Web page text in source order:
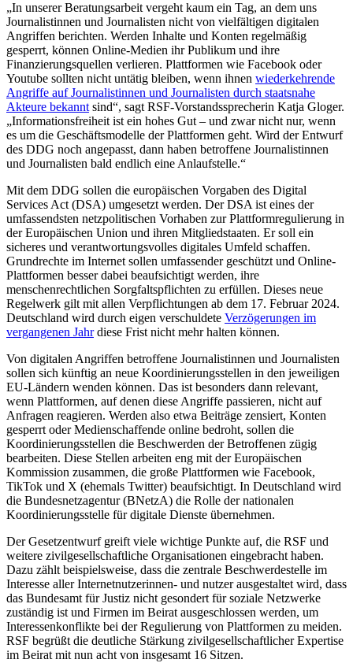
„In unserer Beratungsarbeit vergeht kaum ein Tag, an dem uns
Journalistinnen und Journalisten nicht von vielfältigen digitalen
Angriffen berichten. Werden Inhalte und Konten regelmäßig
gesperrt, können Online-Medien ihr Publikum und ihre
Finanzierungsquellen verlieren. Plattformen wie Facebook oder
Youtube sollten nicht untätig bleiben, wenn ihnen wiederkehrende
Angriffe auf Journalistinnen und Journalisten durch staatsnahe
Akteure bekannt sind“, sagt RSF-Vorstandssprecherin Katja Gloger.
„Informationsfreiheit ist ein hohes Gut – und zwar nicht nur, wenn
es um die Geschäftsmodelle der Plattformen geht. Wird der Entwurf
des DDG noch angepasst, dann haben betroffene Journalistinnen
und Journalisten bald endlich eine Anlaufstelle.“
Mit dem DDG sollen die europäischen Vorgaben des Digital
Services Act (DSA) umgesetzt werden. Der DSA ist eines der
umfassendsten netzpolitischen Vorhaben zur Plattformregulierung in
der Europäischen Union und ihren Mitgliedstaaten. Er soll ein
sicheres und verantwortungsvolles digitales Umfeld schaffen.
Grundrechte im Internet sollen umfassender geschützt und Online-
Plattformen besser dabei beaufsichtigt werden, ihre
menschenrechtlichen Sorgfaltspflichten zu erfüllen. Dieses neue
Regelwerk gilt mit allen Verpflichtungen ab dem 17. Februar 2024.
Deutschland wird durch eigen verschuldete Verzögerungen im
vergangenen Jahrdiese Frist nicht mehr halten können.
Von digitalen Angriffen betroffene Journalistinnen und Journalisten
sollen sich künftig an neue Koordinierungsstellen in den jeweiligen
EU-Ländern wenden können. Das ist besonders dann relevant,
wenn Plattformen, auf denen diese Angriffe passieren, nicht auf
Anfragen reagieren. Werden also etwa Beiträge zensiert, Konten
gesperrt oder Medienschaffende online bedroht, sollen die
Koordinierungsstellen die Beschwerden der Betroffenen zügig
bearbeiten. Diese Stellen arbeiten eng mit der Europäischen
Kommission zusammen, die große Plattformen wie Facebook,
TikTok und X (ehemals Twitter) beaufsichtigt. In Deutschland wird
die Bundesnetzagentur (BNetzA) die Rolle der nationalen
Koordinierungsstelle für digitale Dienste übernehmen.
Der Gesetzentwurf greift viele wichtige Punkte auf, die RSF und
weitere zivilgesellschaftliche Organisationen eingebracht haben.
Dazu zählt beispielsweise, dass die zentrale Beschwerdestelle im
Interesse aller Internetnutzerinnen- und nutzer ausgestaltet wird, dass
das Bundesamt für Justiz nicht gesondert für soziale Netzwerke
zuständig ist und Firmen im Beirat ausgeschlossen werden, um
Interessenkonflikte bei der Regulierung von Plattformen zu meiden.
RSF begrüßt die deutliche Stärkung zivilgesellschaftlicher Expertise
im Beirat mit nun acht von insgesamt 16 Sitzen.